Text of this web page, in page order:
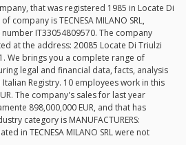
that was registered 1985 in Locate Di
company is TECNESA MILANO SRL,
IT33054809570. The company
at the address: 20085 Locate Di Triulzi
We brings you a complete range of
legal and financial data, facts, analysis
Registry. 10 employees work in this
The company's sales for last year
898,000,000 EUR, and that has
category is MANUFACTURERS:
in TECNESA MILANO SRL were not